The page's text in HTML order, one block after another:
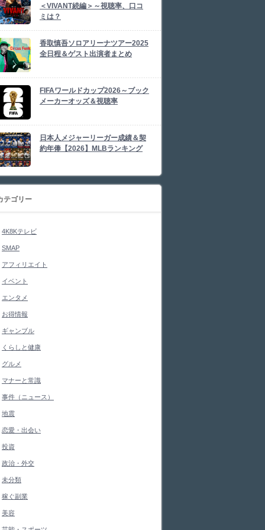
＜VIVANT続編＞～視聴率、口コ
ミは？
香取慎吾ソロアリーナツアー2025
全日程＆ゲスト出演者まとめ
FIFAワールドカップ2026～ブック
メーカーオッズ＆視聴率
日本人メジャーリーガー成績＆契
約年俸【2026】MLBランキング
テゴリー
4K8Kテレビ
SMAP
アフィリエイト
イベント
エンタメ
お得情報
ギャンブル
くらしと健康
グルメ
マナーと常識
事件（ニュース）
地震
恋愛・出会い
投資
政治・外交
未分類
稼ぐ副業
美容